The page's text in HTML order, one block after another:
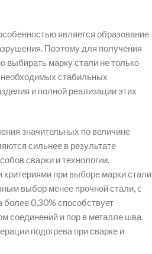
является образование
Поэтому для получения
выбирать марку стали не только
необходимых стабильных
и полной реализации этих
значительных по величине
сильнее в результате
сварки и технологии.
при выборе марки стали
выбор менее прочной стали, с
0,30% способствует
соединений и пор в металле шва.
подогрева при сварке и